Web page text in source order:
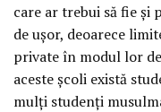
care ar trebui să fie și
de ușor, deoarece
private în modul lor
aceste școli există
mulți studenți